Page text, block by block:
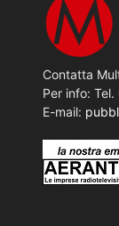
Contatta
Per info:
E-mail: